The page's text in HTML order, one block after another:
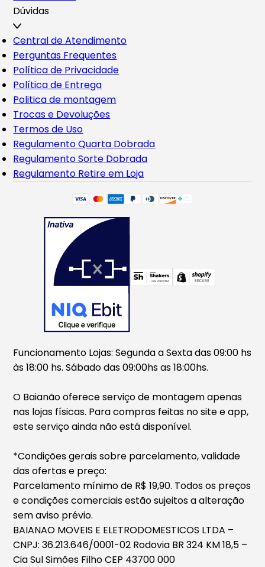
Dúvidas
Central de Atendimento
Perguntas Frequentes
Política de Privacidade
Política de Entrega
Politica de montagem
Trocas e Devoluções
Termos de Uso
Regulamento Quarta Dobrada
Regulamento Sorte Dobrada
Regulamento Retire em Loja
Funcionamento Lojas: Segunda a Sexta das 09:00 hs
às 18:00 hs. Sábado das 09:00hs as 18:00hs.
O Baianão oferece serviço de montagem apenas
nas lojas físicas. Para compras feitas no site e app,
este serviço ainda não está disponível.
*Condições gerais sobre parcelamento, validade
das ofertas e preço:
Parcelamento mínimo de R$ 19,90. Todos os preços
e condições comerciais estão sujeitos a alteração
sem aviso prévio.
BAIANAO MOVEIS E ELETRODOMESTICOS LTDA –
CNPJ: 36.213.646/0001-02 Rodovia BR 324 KM 18,5 –
Cia Sul Simões Filho CEP 43700 000